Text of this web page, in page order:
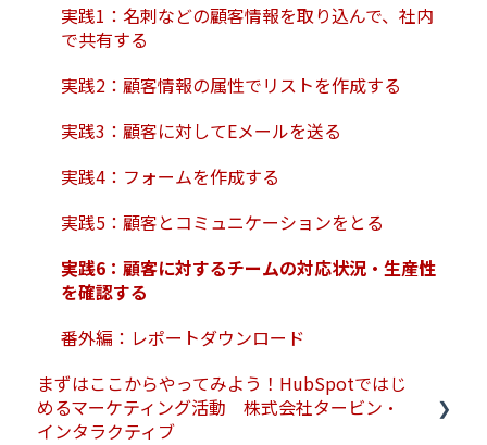
実践1：名刺などの顧客情報を取り込んで、社内
で共有する
実践2：顧客情報の属性でリストを作成する
実践3：顧客に対してEメールを送る
実践4：フォームを作成する
実践5：顧客とコミュニケーションをとる
実践6：顧客に対するチームの対応状況・生産性
を確認する
番外編：レポートダウンロード
まずはここからやってみよう！HubSpotではじ
めるマーケティング活動 株式会社タービン・
インタラクティブ